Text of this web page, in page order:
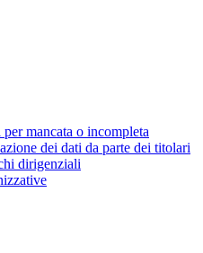
per mancata o incompleta
dei dati da parte dei titolari
dirigenziali